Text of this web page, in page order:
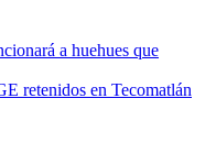
a huehues que
retenidos en Tecomatlán